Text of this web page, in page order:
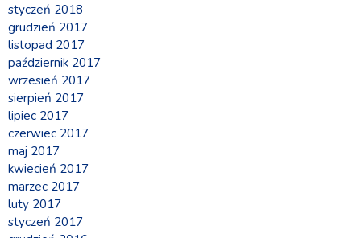
styczeń 2018
grudzień 2017
listopad 2017
październik 2017
wrzesień 2017
sierpień 2017
lipiec 2017
czerwiec 2017
maj 2017
kwiecień 2017
marzec 2017
luty 2017
styczeń 2017